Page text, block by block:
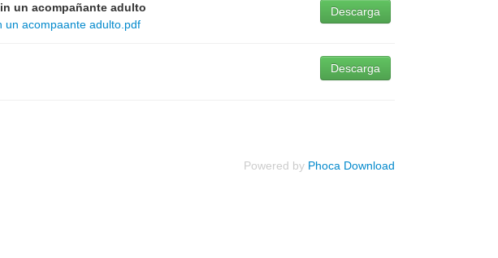
un acompañante adulto
un acompaante adulto.pdf
Descarga
Descarga
Powered by Phoca Download